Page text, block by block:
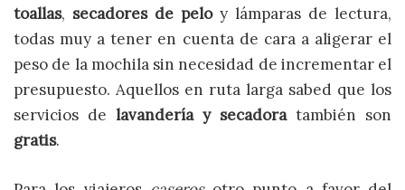
toallas, secadores de peloy lámparas de lectura,
todas muy a tener en cuenta de cara a aligerar el
peso de la mochila sin necesidad de incrementar el
presupuesto. Aquellos en ruta larga sabed que los
servicios de lavandería y secadoratambién son
gratis.